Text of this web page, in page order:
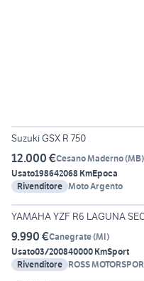
Suzuki GSX R 750
12.000 €Cesano Maderno(MB)
Usato198642068 KmEpoca
Rivenditore Moto Argento
16
YAMAHA YZF R6 LAGUNA
9.990 €Canegrate(MI)
Usato03/200840000 KmSport
Rivenditore ROSS